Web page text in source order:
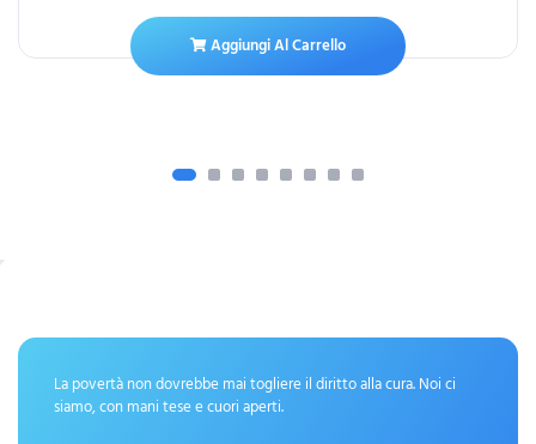
Aggiungi Al Carrello
La povertà non dovrebbe mai togliere il diritto alla cura. Noi ci
siamo, con mani tese e cuori aperti.